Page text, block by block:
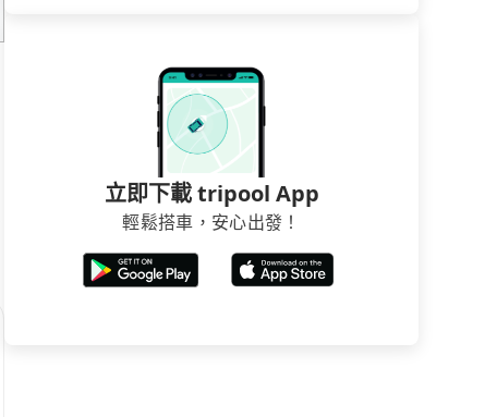
立即下載 tripool App
輕鬆搭車，安心出發！